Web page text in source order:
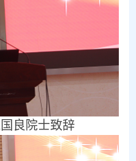
良院士致辞